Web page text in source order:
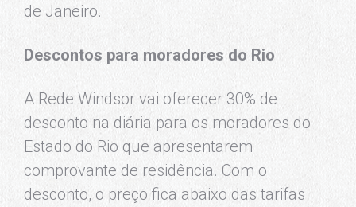
de Janeiro.
Descontos para moradores do Rio
A Rede Windsor vai oferecer 30% de
desconto na diária para os moradores do
Estado do Rio que apresentarem
comprovante de residência. Com o
desconto, o preço fica abaixo das tarifas